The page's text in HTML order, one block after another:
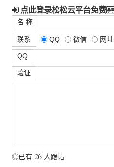
点此登录松松云平台免费
名 称
联系 QQ 微信 网址
QQ
验证
◎已有 26 人跟帖